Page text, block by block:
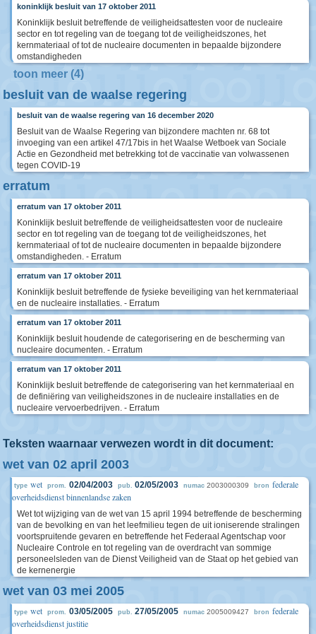
koninklijk besluit van 17 oktober 2011
Koninklijk besluit betreffende de veiligheidsattesten voor de nucleaire
sector en tot regeling van de toegang tot de veiligheidszones, het
kernmateriaal of tot de nucleaire documenten in bepaalde bijzondere
omstandigheden
toon meer (4)
besluit van de waalse regering
besluit van de waalse regering van 16 december 2020
Besluit van de Waalse Regering van bijzondere machten nr. 68 tot
invoeging van een artikel 47/17bis in het Waalse Wetboek van Sociale
Actie en Gezondheid met betrekking tot de vaccinatie van volwassenen
tegen COVID-19
erratum
erratum van 17 oktober 2011
Koninklijk besluit betreffende de veiligheidsattesten voor de nucleaire
sector en tot regeling van de toegang tot de veiligheidszones, het
kernmateriaal of tot de nucleaire documenten in bepaalde bijzondere
omstandigheden. - Erratum
erratum van 17 oktober 2011
Koninklijk besluit betreffende de fysieke beveiliging van het kernmateriaal
en de nucleaire installaties. - Erratum
erratum van 17 oktober 2011
Koninklijk besluit houdende de categorisering en de bescherming van
nucleaire documenten. - Erratum
erratum van 17 oktober 2011
Koninklijk besluit betreffende de categorisering van het kernmateriaal en
de definiëring van veiligheidszones in de nucleaire installaties en de
nucleaire vervoerbedrijven. - Erratum
Teksten waarnaar verwezen wordt in dit document:
wet van 02 april 2003
type wet prom. 02/04/2003 pub. 02/05/2003 numac 2003000309 bron federale
overheidsdienst binnenlandse zaken
Wet tot wijziging van de wet van 15 april 1994 betreffende de bescherming
van de bevolking en van het leefmilieu tegen de uit ioniserende stralingen
voortspruitende gevaren en betreffende het Federaal Agentschap voor
Nucleaire Controle en tot regeling van de overdracht van sommige
personeelsleden van de Dienst Veiligheid van de Staat op het gebied van
de kernenergie
wet van 03 mei 2005
type wet prom. 03/05/2005 pub. 27/05/2005 numac 2005009427 bron federale
overheidsdienst justitie